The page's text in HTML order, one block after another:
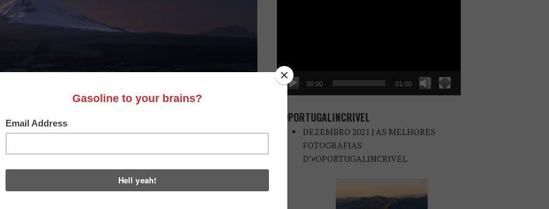
00:00 01:00
#OPORTUGALINCRIVEL
DEZEMBRO 2021 | AS MELHORES
FOTOGRAFIAS
D’#OPORTUGALINCRIVEL